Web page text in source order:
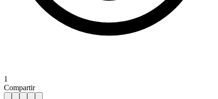
1
Compartir